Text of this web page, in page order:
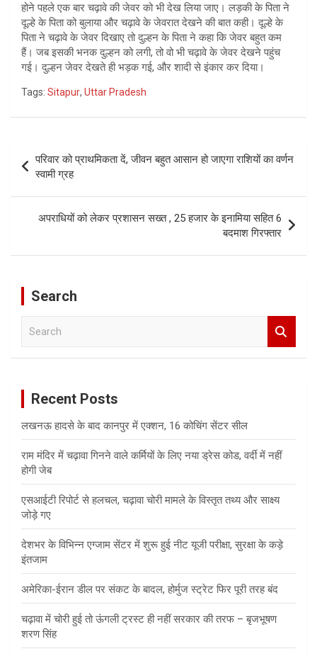
होने पहले एक बार चढ़ावे की जेवर को भी देख लिया जाए। लड़की के पिता ने
दूल्हे के पिता को बुलाया और चढ़ावे के जेवरात देखने की बात कही। दूल्हे के
पिता ने चढ़ावे के जेवर दिखाए तो दुल्हन के पिता ने कहा कि जेवर बहुत कम
हैं। जब इसकी भनक दुल्हन को लगी, तो वो भी चढ़ावे के जेवर देखने पहुंच
गई। दुल्हन जेवर देखते ही भड़क गई, और शादी से इंकार कर दिया।
Tags: Sitapur, Uttar Pradesh
navigation
परिवार को प्राथमिकता दें, जीवन बहुत आसान हो जाएगा राशियों का वर्णन
स्वामी ग्रह
अपराधियों को लेकर प्रशासन सख्त , 25 हजार के इनामिया सहित 6
बदमाश गिरफ्तार
Search
Recent Posts
लखनऊ हादसे के बाद कानपुर में एक्शन, 16 कोचिंग सेंटर सील
राम मंदिर में चढ़ावा गिनने वाले कर्मियों के लिए नया ड्रेस कोड, वर्दी में नहीं
होगी जेब
एसआईटी रिपोर्ट से हलचल, चढ़ावा चोरी मामले के विस्तृत तथ्य और साक्ष्य
जोड़े गए
देशभर के विभिन्न एग्जाम सेंटर में शुरू हुई नीट यूजी परीक्षा, सुरक्षा के कड़े
इंतजाम
अमेरिका-ईरान डील पर संकट के बादल, होर्मुज स्ट्रेट फिर पूरी तरह बंद
चढ़ावा में चोरी हुई तो ऊंगली ट्रस्ट ही नहीं सरकार की तरफ – बृजभूषण
शरण सिंह